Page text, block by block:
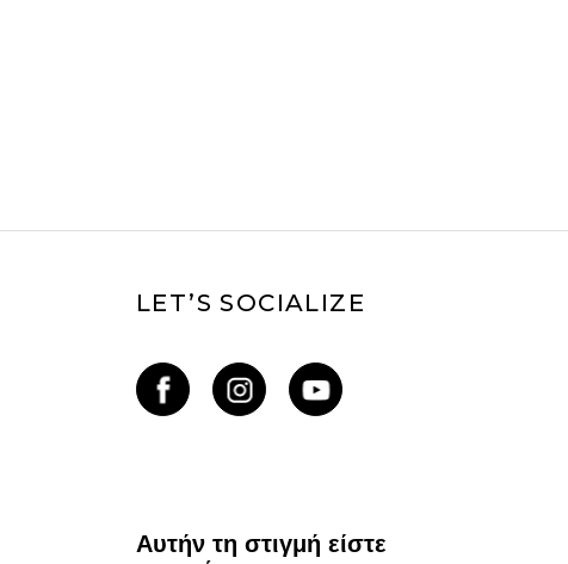
LET’S SOCIALIZE
Αυτήν τη στιγμή είστε